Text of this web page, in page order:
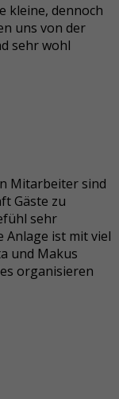
kleine, dennoch
uns von der
sehr wohl
Mitarbeiter sind
Gäste zu
sehr
Anlage ist mit viel
und Makus
organisieren